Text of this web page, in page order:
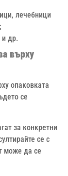
лечебници
и др.
върху
опаковката
се
за конкретни
се с
може да се